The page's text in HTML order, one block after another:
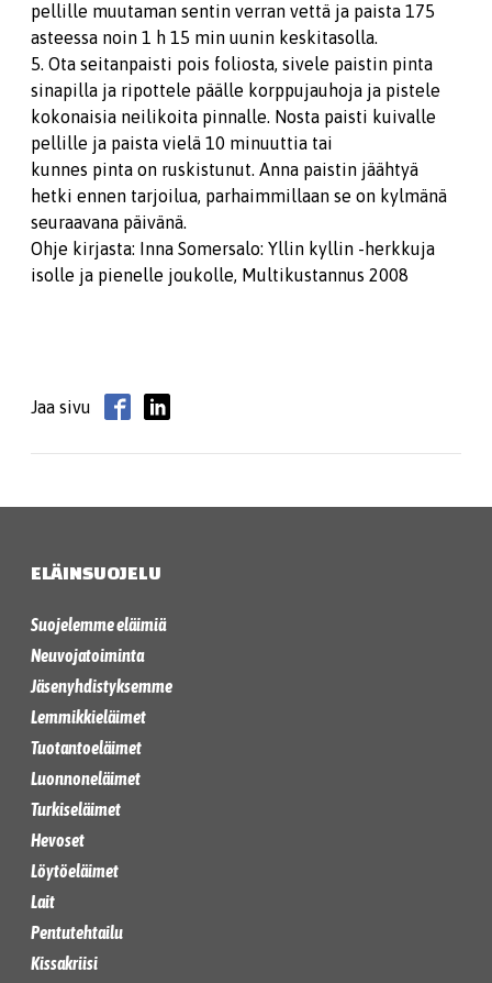
pellille muutaman sentin verran vettä ja paista 175
asteessa noin 1 h 15 min uunin keskitasolla.
5. Ota seitanpaisti pois foliosta, sivele paistin pinta
sinapilla ja ripottele päälle korppujauhoja ja pistele
kokonaisia neilikoita pinnalle. Nosta paisti kuivalle
pellille ja paista vielä 10 minuuttia tai
kunnes pinta on ruskistunut. Anna paistin jäähtyä
hetki ennen tarjoilua, parhaimmillaan se on kylmänä
seuraavana päivänä.
Ohje kirjasta: Inna Somersalo: Yllin kyllin -herkkuja
isolle ja pienelle joukolle, Multikustannus 2008
Jaa sivu
ELÄINSUOJELU
Suojelemme eläimiä
Neuvojatoiminta
Jäsenyhdistyksemme
Lemmikkieläimet
Tuotantoeläimet
Luonnoneläimet
Turkiseläimet
Hevoset
Löytöeläimet
Lait
Pentutehtailu
Kissakriisi